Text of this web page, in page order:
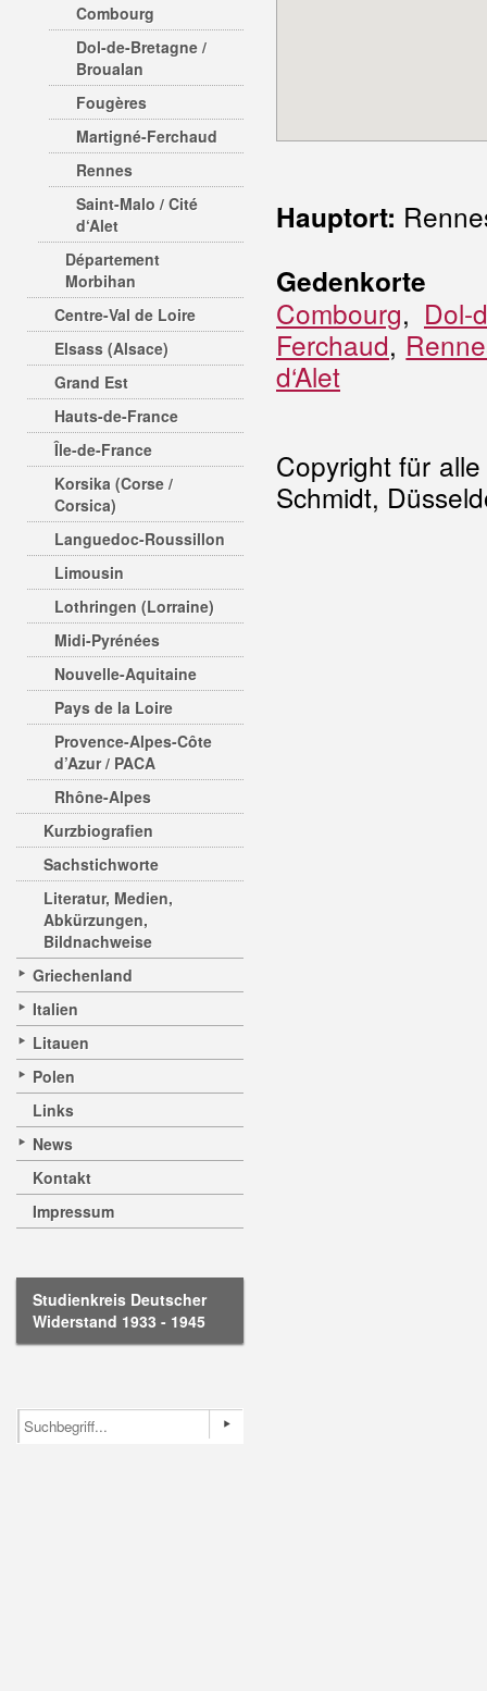
Combourg
Dol-de-Bretagne /
Broualan
Fougères
Martigné-Ferchaud
Rennes
Saint-Malo / Cité
d‘Alet
Département
Morbihan
Centre-Val de Loire
Elsass (Alsace)
Grand Est
Hauts-de-France
Île-de-France
Korsika (Corse /
Corsica)
Languedoc-Roussillon
Limousin
Lothringen (Lorraine)
Midi-Pyrénées
Nouvelle-Aquitaine
Pays de la Loire
Provence-Alpes-Côte
d’Azur / PACA
Rhône-Alpes
Kurzbiografien
Sachstichworte
Literatur, Medien,
Abkürzungen,
Bildnachweise
Griechenland
Italien
Litauen
Polen
Links
News
Kontakt
Impressum
Studienkreis Deutscher
Widerstand 1933 - 1945
Hauptort:
Gedenkorte
Combourg, Dol-
Ferchaud,
d‘Alet
Copyright für
Schmidt,